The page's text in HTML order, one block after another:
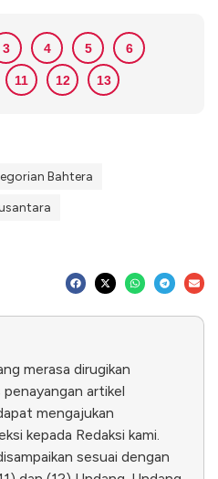
3 4 5 6
11 12 13
Bahtera
merasa dirugikan
artikel
mengajukan
kepada Redaksi kami.
sesuai dengan